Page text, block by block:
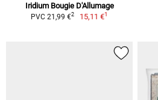
Iridium Bougie D'Allumage
PVC 21,99 €2 15,11 €1